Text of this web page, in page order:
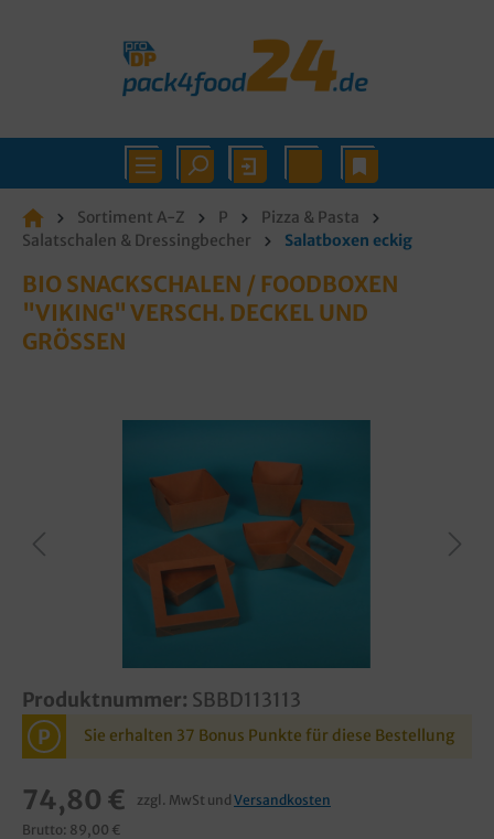
Sortiment A-Z P
Pizza & Pasta
Salatschalen & Dressingbecher
Salatboxen eckig
BIO SNACKSCHALEN / FOODBOXEN
"VIKING" VERSCH. DECKEL UND
GRÖSSEN
Produktnummer: SBBD113113
P Sie erhalten 37 Bonus Punkte für diese Bestellung
74,80 € zzgl. MwSt und Versandkosten
Brutto: 89,00 €